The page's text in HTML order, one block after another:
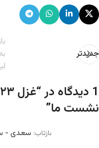
جدیدتر
به
1 دیدگاه در “
نشست ما”
بازتاب: سعدی -